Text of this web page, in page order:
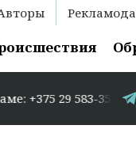
29 583-35-86 //